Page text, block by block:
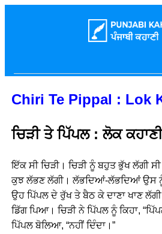
Chiri Te Pippal : Lok
ਚਿੜੀ ਤੇ ਪਿੱਪਲ : ਲੋਕ ਕਹਾਣੀ
ਇੱਕ ਸੀ ਚਿੜੀ। ਚਿੜੀ ਨੂੰ ਬਹੁਤ ਭੁੱਖ ਲੱਗੀ
ਕੁਝ ਲੱਭਣ ਲੱਗੀ। ਲੱਭਦਿਆਂ-ਲੱਭਦਿਆਂ ਉਸ
ਉਹ ਪਿੱਪਲ ਦੇ ਰੁੱਖ ਤੇ ਬੈਠ ਕੇ ਦਾਣਾ ਖਾਣ
ਡਿੱਗ ਪਿਆ। ਚਿੜੀ ਨੇ ਪਿੱਪਲ ਨੂੰ ਕਿਹਾ,
ਪਿੱਪਲ ਬੋਲਿਆ, “ਨਹੀਂ ਦਿੰਦਾ।”